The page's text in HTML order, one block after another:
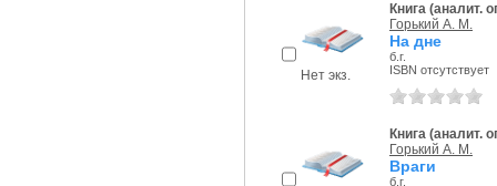
Нет экз.
Книга (аналит.
Горький А. М.
На дне
б.г.
ISBN отсутствует
Книга (аналит.
Горький А. М.
Враги
б.г.